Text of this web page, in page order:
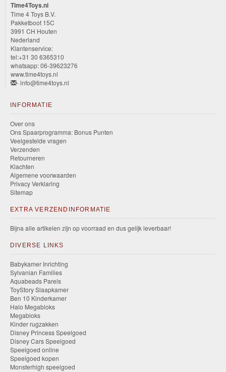
Time4Toys.nl
Time 4 Toys B.V.
Pakketboot 15C
3991 CH Houten
Nederland
Klantenservice:
tel:+31 30 6365310
whatsapp: 06-39623276
www.time4toys.nl
- info@time4toys.nl
INFORMATIE
Over ons
Ons Spaarprogramma: Bonus Punten
Veelgestelde vragen
Verzenden
Retourneren
Klachten
Algemene voorwaarden
Privacy Verklaring
Sitemap
EXTRA VERZENDINFORMATIE
Bijna alle artikelen zijn op voorraad en dus gelijk leverbaar!
DIVERSE LINKS
Babykamer Inrichting
Sylvanian Families
Aquabeads Parels
ToyStory Slaapkamer
Ben 10 Kinderkamer
Halo Megabloks
Megabloks
Kinder rugzakken
Disney Princess Speelgoed
Disney Cars Speelgoed
Speelgoed online
Speelgoed kopen
Monsterhigh speelgoed